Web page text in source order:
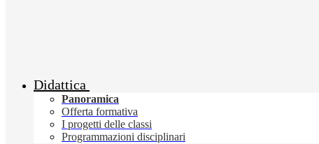
Didattica
Panoramica
Offerta formativa
I progetti delle classi
Programmazioni disciplinari